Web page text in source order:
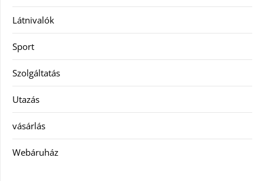
Látnivalók
Sport
Szolgáltatás
Utazás
vásárlás
Webáruház